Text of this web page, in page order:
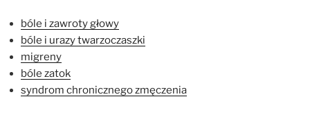
bóle i zawroty głowy
bóle i urazy twarzoczaszki
migreny
bóle zatok
syndrom chronicznego zmęczenia